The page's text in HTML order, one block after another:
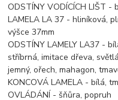
ODSTÍNY VODÍCÍCH LIŠT -
LAMELA LA 37 - hliníková,
výšce 37mm
ODSTÍNY LAMELY LA37 -
stříbrná, imitace dřeva,
jemný, ořech, mahagon,
KONCOVÁ LAMELA - bílá,
OVLÁDÁNÍ - šňůra, popruh